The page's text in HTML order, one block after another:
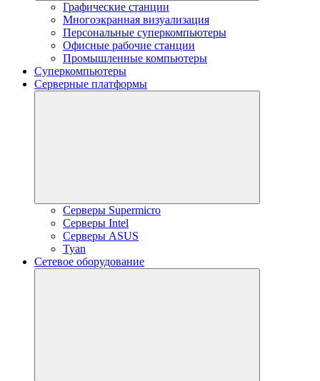
Графические станции
Многоэкранная визуализация
Персональные суперкомпьютеры
Офисные рабочие станции
Промышленные компьютеры
Суперкомпьютеры
Серверные платформы
Серверы Supermicro
Серверы Intel
Серверы ASUS
Tyan
Сетевое оборудование